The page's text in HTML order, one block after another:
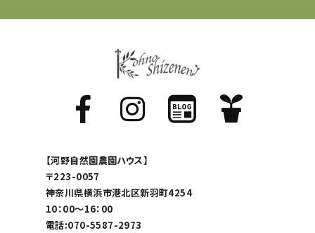
【河野自然園農園ハウス】
〒223-0057
神奈川県横浜市港北区新羽町4254
10：00～16：00
電話:070-5587-2973